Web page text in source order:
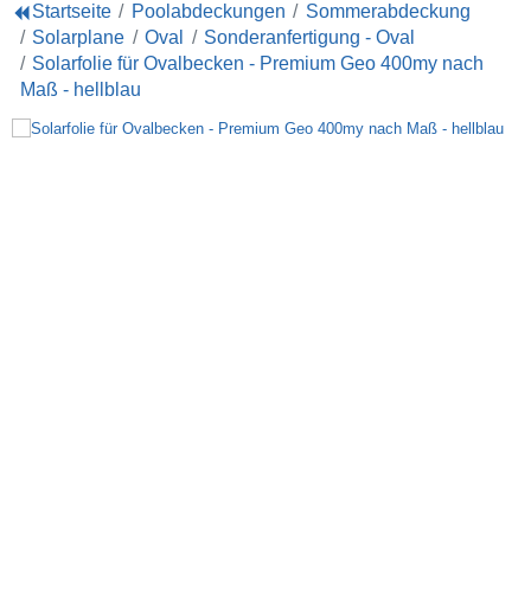
Startseite Poolabdeckungen
Sommerabdeckung
Solarplane
Oval
Sonderanfertigung - Oval
Solarfolie für Ovalbecken - Premium Geo 400my nach
Maß - hellblau